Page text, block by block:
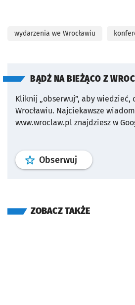
wydarzenia we Wrocławiu
BĄDŹ NA BIEŻĄCO Z
Kliknij „obserwuj”, aby wiedzieć,
Wrocławiu. Najciekawsze
www.wroclaw.pl znajdziesz w
Obserwuj profil
ZOBACZ TAKŻE